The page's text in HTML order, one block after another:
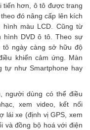
tiến hơn, ô tô được trang
đó nâng cấp lên kích
màu LCD. Cũng từ
hình DVD ô tô.Theo sự
tô ngày càng sở hữu độ
khiển cảm ứng. Màn
tự như Smartphone hay
người dùng có thể điều
xem video, kết nối
lái xe (định vị GPS, xem
và đồng bộ hoá với điện